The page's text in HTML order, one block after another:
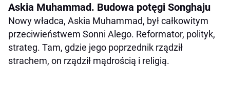
Askia Muhammad. Budowa potęgi Songhaju
Nowy władca, Askia Muhammad, był całkowitym
przeciwieństwem Sonni Alego. Reformator, polityk,
strateg. Tam, gdzie jego poprzednik rządził
strachem, on rządził mądrością i religią.